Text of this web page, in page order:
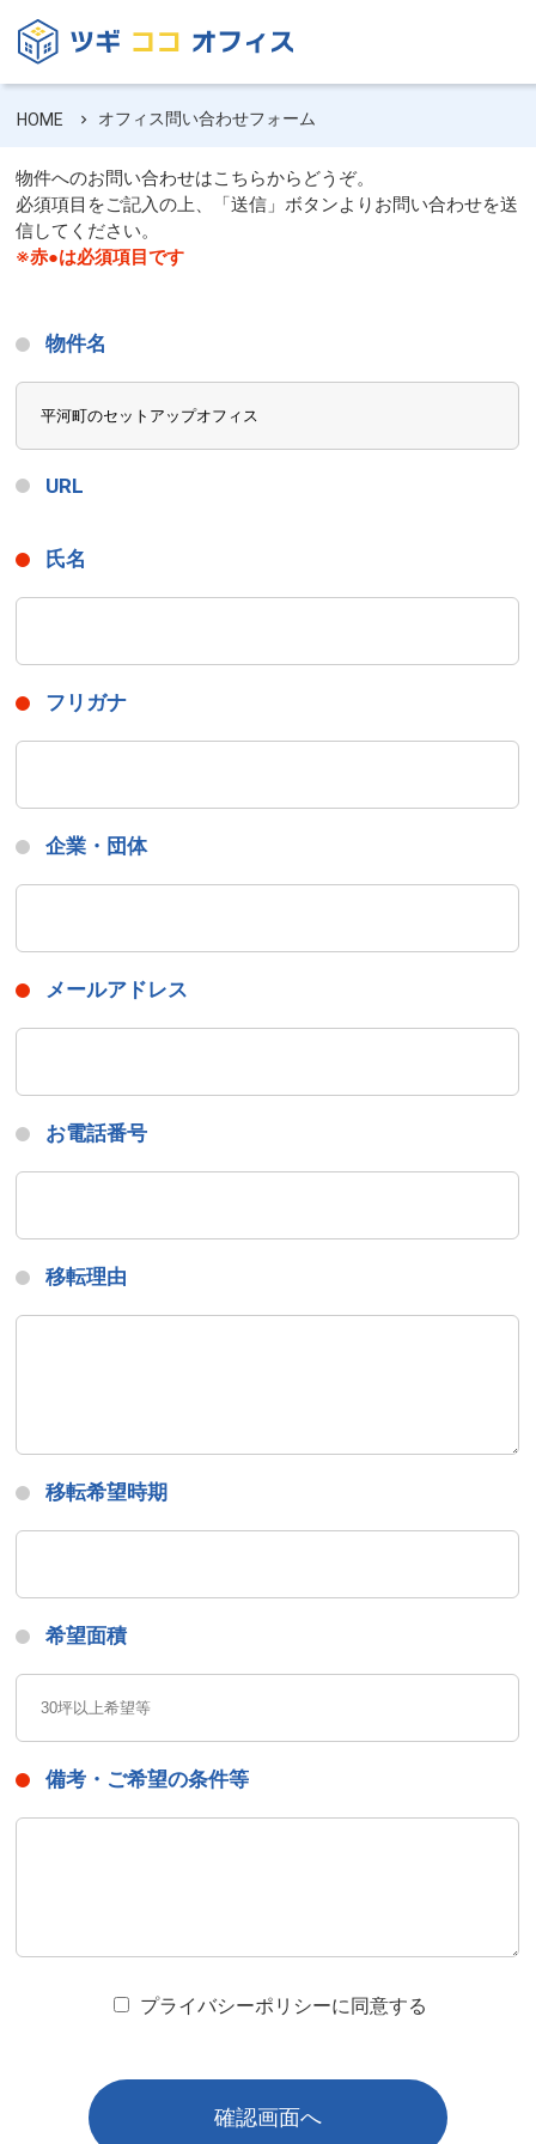
HOME オフィス問い合わせフォーム
物件へのお問い合わせはこちらからどうぞ。
必須項目をご記入の上、「送信」ボタンよりお問い合わせを送
信してください。
※赤●は必須項目です
物件名
URL
氏名
フリガナ
企業・団体
メールアドレス
お電話番号
移転理由
移転希望時期
希望面積
備考・ご希望の条件等
プライバシーポリシーに同意する
確認画面へ